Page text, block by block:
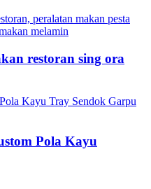
restoran sing ora
Pola Kayu